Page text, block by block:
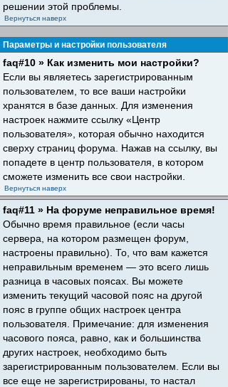
решении этой проблемы.
Вернуться наверх
Параметры и настройки пользователя
faq#10 » Как изменить мои настройки?
Если вы являетесь зарегистрированным
пользователем, то все ваши настройки
хранятся в базе данных. Для изменения
настроек нажмите ссылку «Центр
пользователя», которая обычно находится
сверху страниц форума. Нажав на ссылку, вы
попадете в центр пользователя, в котором
сможете изменить все свои настройки.
Вернуться наверх
faq#11 » На форуме неправильное время!
Обычно время правильное (если часы
сервера, на котором размещен форум,
настроены правильно). То, что вам кажется
неправильным временем — это всего лишь
разница в часовых поясах. Вы можете
изменить текущий часовой пояс на другой
пояс в группе общих настроек центра
пользователя. Примечание: для изменения
часового пояса, равно, как и большинства
других настроек, необходимо быть
зарегистрированным пользователем. Если вы
все еще не зарегистрированы, то настал